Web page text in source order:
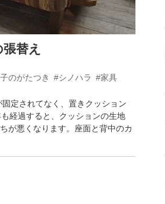
替え
のがたつき #シノハラ #家具
定されてなく、置きクッション
経過すると、クッションの生地
が悪くなります。座面と背中のカ